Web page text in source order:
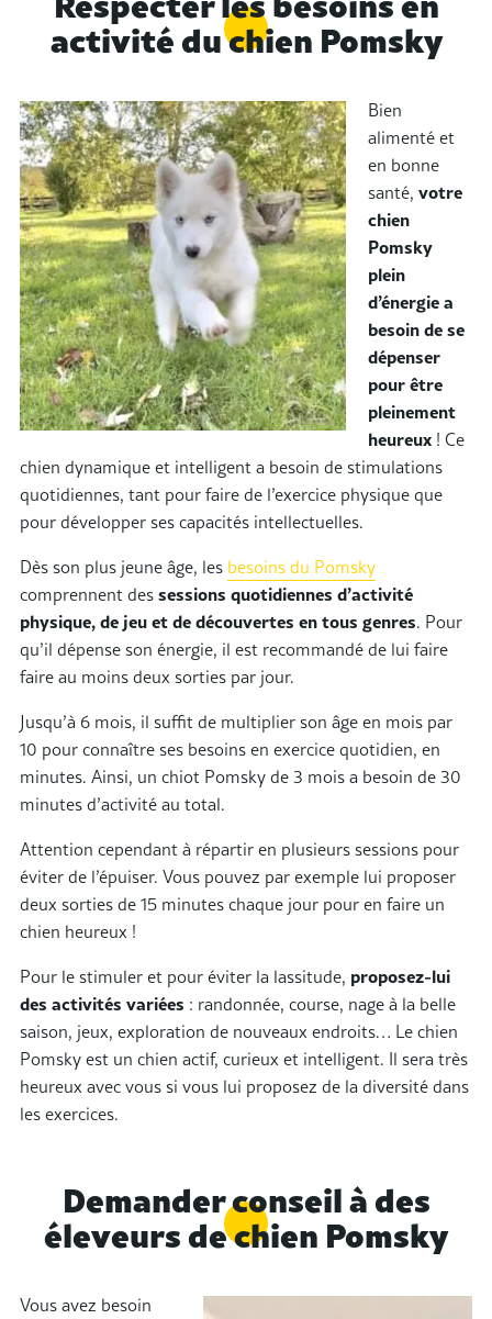
activité du chien Pomsky
Bien
alimenté et
en bonne
santé, votre
chien
Pomsky
plein
d’énergie a
besoin de se
dépenser
pour être
pleinement
heureux! Ce
chien dynamique et intelligent a besoin de stimulations
quotidiennes, tant pour faire de l’exercice physique que
pour développer ses capacités intellectuelles.
Dès son plus jeune âge, les besoins du Pomsky
comprennent dessessions quotidiennes d’activité
physique, de jeu et de découvertes en tous genres. Pour
qu’il dépense son énergie, il est recommandé de lui faire
faire au moins deux sorties par jour.
Jusqu’à 6 mois, il suffit de multiplier son âge en mois par
10 pour connaître ses besoins en exercice quotidien, en
minutes. Ainsi, un chiot Pomsky de 3 mois a besoin de 30
minutes d’activité au total.
Attention cependant à répartir en plusieurs sessions pour
éviter de l’épuiser. Vous pouvez par exemple lui proposer
deux sorties de 15 minutes chaque jour pour en faire un
chien heureux !
Pour le stimuler et pour éviter la lassitude, proposez-lui
des activités variées : randonnée, course, nage à la belle
saison, jeux, exploration de nouveaux endroits… Le chien
Pomsky est un chien actif, curieux et intelligent. Il sera très
heureux avec vous si vous lui proposez de la diversité dans
les exercices.
Demander conseil à des
éleveurs de chien Pomsky
Vous avez besoin